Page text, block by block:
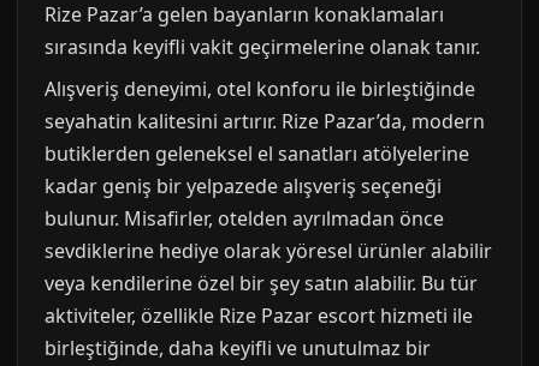
Rize Pazar’a gelen bayanların konaklamaları
sırasında keyifli vakit geçirmelerine olanak tanır.
Alışveriş deneyimi, otel konforu ile birleştiğinde
seyahatin kalitesini artırır. Rize Pazar’da, modern
butiklerden geleneksel el sanatları atölyelerine
kadar geniş bir yelpazede alışveriş seçeneği
bulunur. Misafirler, otelden ayrılmadan önce
sevdiklerine hediye olarak yöresel ürünler alabilir
veya kendilerine özel bir şey satın alabilir. Bu tür
aktiviteler, özellikle Rize Pazar escort hizmeti ile
birleştiğinde, daha keyifli ve unutulmaz bir